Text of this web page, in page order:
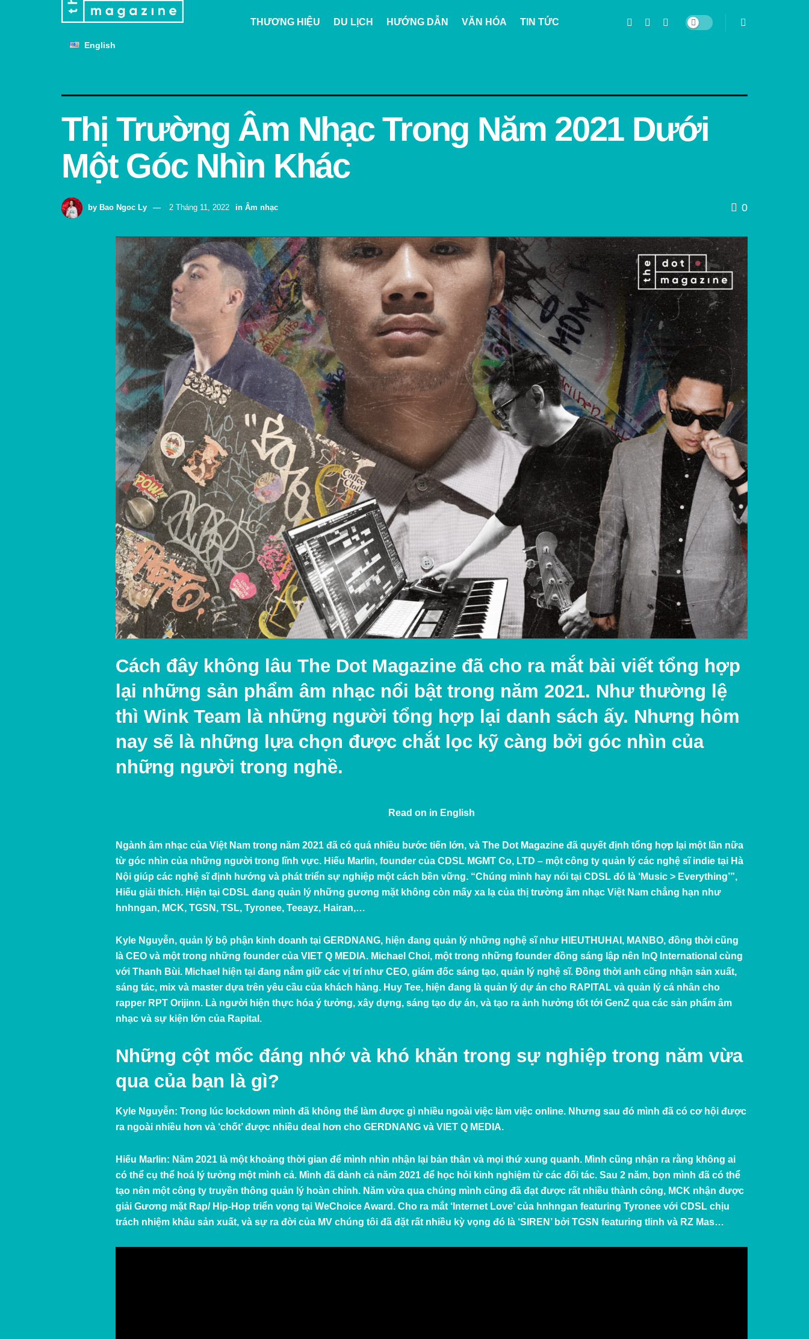
English
THƯƠNG HIỆU DU LỊCH HƯỚNG DẪN VĂN HÓA TIN TỨC
Thị Trường Âm Nhạc Trong Năm 2021 Dưới
Một Góc Nhìn Khác
by Bao Ngoc Ly 2 Tháng 11, 2022 in Âm nhạc 0
Cách đây không lâu The Dot Magazine đã cho ra mắt bài viết tổng hợp
lại những sản phẩm âm nhạc nổi bật trong năm 2021. Như thường lệ
thì Wink Team là những người tổng hợp lại danh sách ấy. Nhưng hôm
nay sẽ là những lựa chọn được chắt lọc kỹ càng bởi góc nhìn của
những người trong nghề.
Read on in English
Ngành âm nhạc của Việt Nam trong năm 2021 đã có quá nhiều bước tiến lớn, và The Dot Magazine đã quyết định tổng hợp lại một lần nữa
từ góc nhìn của những người trong lĩnh vực. Hiếu Marlin, founder của CDSL MGMT Co, LTD – một công ty quản lý các nghệ sĩ indie tại Hà
Nội giúp các nghệ sĩ định hướng và phát triển sự nghiệp một cách bền vững. “Chúng mình hay nói tại CDSL đó là ‘Music > Everything’”,
Hiếu giải thích. Hiện tại CDSL đang quản lý những gương mặt không còn mấy xa lạ của thị trường âm nhạc Việt Nam chẳng hạn như
hnhngan, MCK, TGSN, TSL, Tyronee, Teeayz, Hairan,…
Kyle Nguyễn, quản lý bộ phận kinh doanh tại GERDNANG, hiện đang quản lý những nghệ sĩ như HIEUTHUHAI, MANBO, đồng thời cũng
là CEO và một trong những founder của VIET Q MEDIA. Michael Choi, một trong những founder đồng sáng lập nên InQ International cùng
với Thanh Bùi. Michael hiện tại đang nắm giữ các vị trí như CEO, giám đốc sáng tạo, quản lý nghệ sĩ. Đồng thời anh cũng nhận sản xuất,
sáng tác, mix và master dựa trên yêu cầu của khách hàng. Huy Tee, hiện đang là quản lý dự án cho RAPITAL và quản lý cá nhân cho
rapper RPT Orijinn. Là người hiện thực hóa ý tưởng, xây dựng, sáng tạo dự án, và tạo ra ảnh hưởng tốt tới GenZ qua các sản phẩm âm
nhạc và sự kiện lớn của Rapital.
Những cột mốc đáng nhớ và khó khăn trong sự nghiệp trong năm vừa
qua của bạn là gì?
Kyle Nguyễn: Trong lúc lockdown mình đã không thể làm được gì nhiều ngoài việc làm việc online. Nhưng sau đó mình đã có cơ hội được
ra ngoài nhiều hơn và ‘chốt’ được nhiều deal hơn cho GERDNANG và VIET Q MEDIA.
Hiếu Marlin: Năm 2021 là một khoảng thời gian để mình nhìn nhận lại bản thân và mọi thứ xung quanh. Mình cũng nhận ra rằng không ai
có thể cụ thể hoá lý tưởng một mình cả. Mình đã dành cả năm 2021 để học hỏi kinh nghiệm từ các đối tác. Sau 2 năm, bọn mình đã có thể
tạo nên một công ty truyền thông quản lý hoàn chỉnh. Năm vừa qua chúng mình cũng đã đạt được rất nhiều thành công, MCK nhận được
giải Gương mặt Rap/ Hip-Hop triển vọng tại WeChoice Award. Cho ra mắt ‘ Internet Love’ của hnhngan featuring Tyronee với CDSL chịu
trách nhiệm khâu sản xuất, và sự ra đời của MV chúng tôi đã đặt rất nhiều kỳ vọng đó là ‘SIREN ’ bởi TGSN featuring tlinh và RZ Mas…